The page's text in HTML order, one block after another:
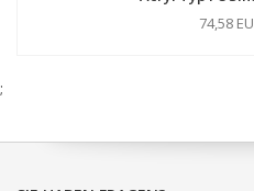
74,58
;